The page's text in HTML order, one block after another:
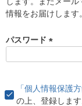
情報をお届けします。
パスワード
)
「個人情報保護
の上、登録しま